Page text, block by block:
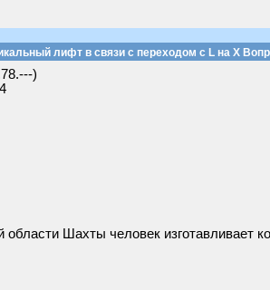
лифт в связи с переходом с L на Х
)
области Шахты человек изготавливает